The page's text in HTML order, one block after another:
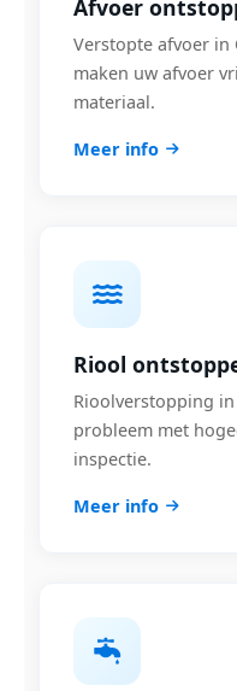
Afvoer
Verstopte afvoer in
maken uw afvoer
materiaal.
Meer info
Riool
Rioolverstopping
probleem met
inspectie.
Meer info